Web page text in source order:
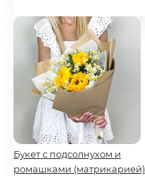
Букет с подсолнухом и
ромашками (матрикарией)